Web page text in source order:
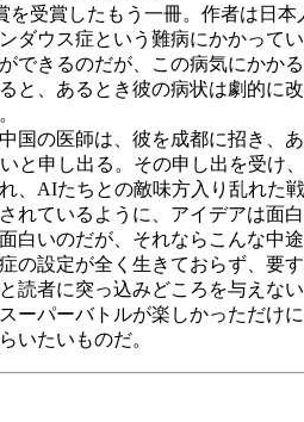
受賞したもう一冊。作者は日
ウス症という難病にかかって
できるのだが、この病気にかか
と、あるとき彼の病状は劇的に
の医師は、彼を成都に招き、
と申し出る。その申し出を受け
、AIたちとの敵味方入り乱れた
ているように、アイデアは面
白いのだが、それならこんな
の設定が全く生きておらず、要
者に突っ込みどころを与えな
ーパーバトルが楽しかっただ
いたいものだ。